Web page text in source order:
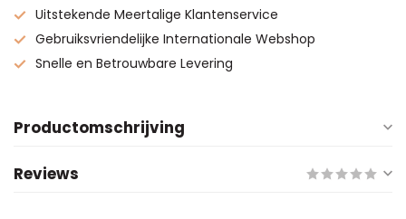
Uitstekende Meertalige Klantenservice
Gebruiksvriendelijke Internationale Webshop
Snelle en Betrouwbare Levering
Productomschrijving
Reviews